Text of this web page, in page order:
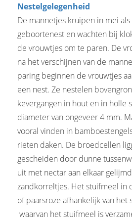
Nestelgelegenheid
De mannetjes kruipen in mei
geboortenest en wachten bij
de vrouwtjes om te paren. De
na het verschijnen van de
paring beginnen de vrouwtjes
een nest. Ze nestelen
kevergangen in hout en in holle
diameter van ongeveer 4 mm.
vooral vinden in
rieten daken. De broedcellen
gescheiden door dunne
uit met nectar aan elkaar
zandkorreltjes. Het stuifmeel in
of paarsroze afhankelijk van
waarvan het stuifmeel is